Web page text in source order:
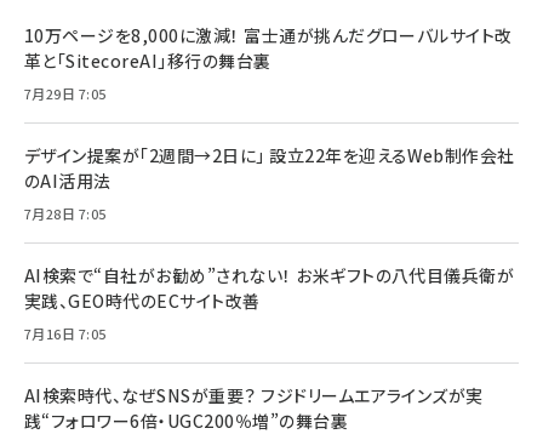
10万ページを8,000に激減！ 富士通が挑んだグローバルサイト改
革と「SitecoreAI」移行の舞台裏
7月29日 7:05
デザイン提案が「2週間→2日に」 設立22年を迎えるWeb制作会社
のAI活用法
7月28日 7:05
AI検索で“自社がお勧め”されない！ お米ギフトの八代目儀兵衛が
実践、GEO時代のECサイト改善
7月16日 7:05
AI検索時代、なぜSNSが重要？ フジドリームエアラインズが実
践“フォロワー6倍・UGC200％増”の舞台裏